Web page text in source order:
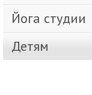
Йога студии
Детям